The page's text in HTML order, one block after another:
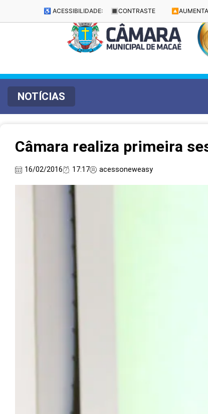
♿ ACESSIBILIDADE: 🔳 CONTRASTE 🔼
NOTÍCIAS
Câmara realiza primeira
16/02/2016 17:17 acessoneweasy